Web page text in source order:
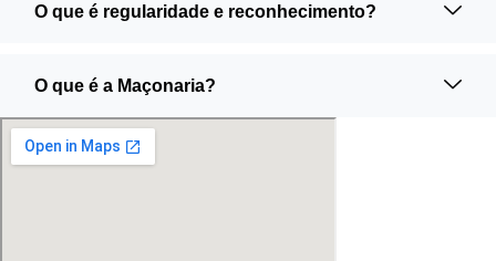
O que é regularidade e reconhecimento?
O que é a Maçonaria?